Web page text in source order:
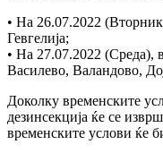
• На 26.07.2022
Гевгелија;
• На 27.07.2022 (Среда),
Василево, Валандово,
Доколку временските
дезинсекција ќе се
временските услови ќе